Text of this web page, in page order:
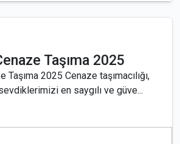
Taşıma 2025
2025 Cenaze taşımacılığı,
en saygılı ve güve...